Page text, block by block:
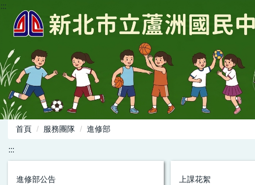
跳
內
容
區
:::
首頁 服務團隊 進修部
:::
進修部公告 上課花絮